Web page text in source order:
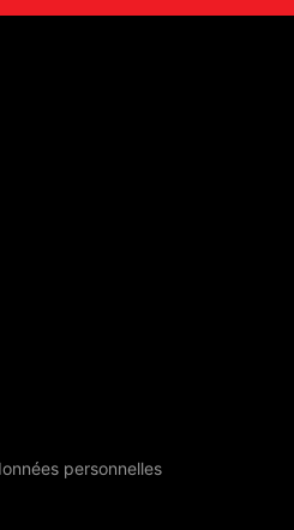
personnelles